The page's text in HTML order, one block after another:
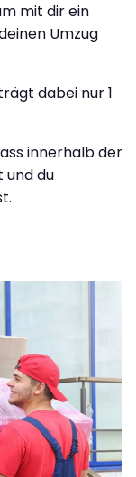
mit dir ein
Umzug
dabei nur 1
innerhalb der
und du